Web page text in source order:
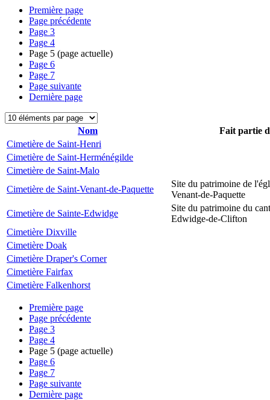
Première page
Page précédente
Page 3
Page 4
Page 5 (page actuelle)
Page 6
Page 7
Page suivante
Dernière page
Nom
Fait partie
Cimetière de Saint-Henri
Cimetière de Saint-Herménégilde
Cimetière de Saint-Malo
Cimetière de Saint-Venant-de-Paquette
Site du patrimoine de
Venant-de-Paquette
Cimetière de Sainte-Edwidge
Site du patrimoine du
Edwidge-de-Clifton
Cimetière Dixville
Cimetière Doak
Cimetière Draper's Corner
Cimetière Fairfax
Cimetière Falkenhorst
Première page
Page précédente
Page 3
Page 4
Page 5 (page actuelle)
Page 6
Page 7
Page suivante
Dernière page